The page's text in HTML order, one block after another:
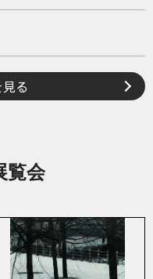
る
覧会